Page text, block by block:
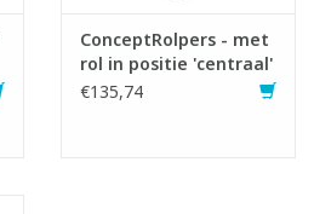
ConceptRolpers - met
rol in positie 'centraal'
€135,74